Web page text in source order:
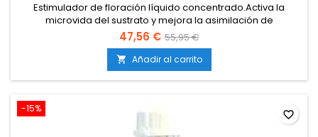
Estimulador de floración líquido concentrado.Activa la
microvida del sustrato y mejora la asimilación de
nutrientes.Favorece la formación de flores densas y
resinosas.Intensifica aromas, sabores y producción de
resina.Totalmente soluble y compatible con cualquier plan
de abonado.
47,56 € 55,95 €
 Añadir al carrito
-15% favorite_border